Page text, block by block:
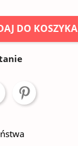
DO KOSZYKA